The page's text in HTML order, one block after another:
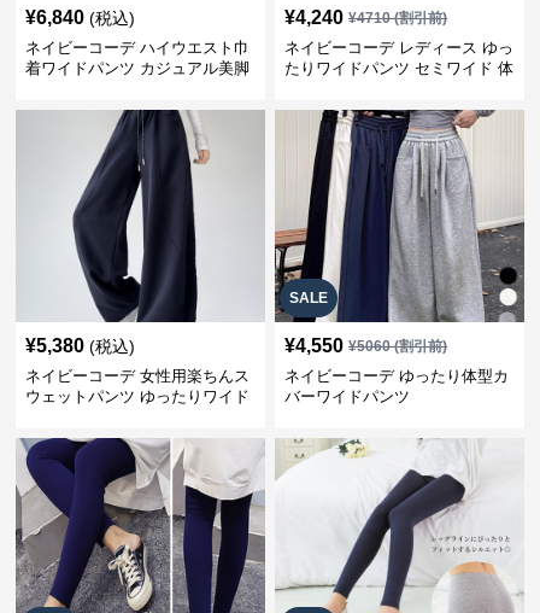
¥6,840 (税込)
ネイビーコーデ ハイウエスト巾
着ワイドパンツ カジュアル美脚
¥4,240 ¥4710(割引前)
ネイビーコーデ レディース ゆっ
たりワイドパンツ セミワイド 体
¥5,380 (税込)
ネイビーコーデ 女性用楽ちんス
ウェットパンツ ゆったりワイド
SALE
¥4,550 ¥5060(割引前)
ネイビーコーデ ゆったり体型カ
バーワイドパンツ